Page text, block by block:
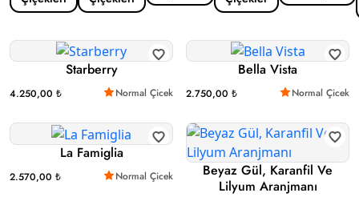
Starberry
4.250,00 ₺ Normal Çicek
Bella Vista
2.750,00 ₺ Normal Çicek
La Famiglia
2.570,00 ₺ Normal Çicek
Beyaz Gül, Karanfil Ve
Lilyum Aranjmanı